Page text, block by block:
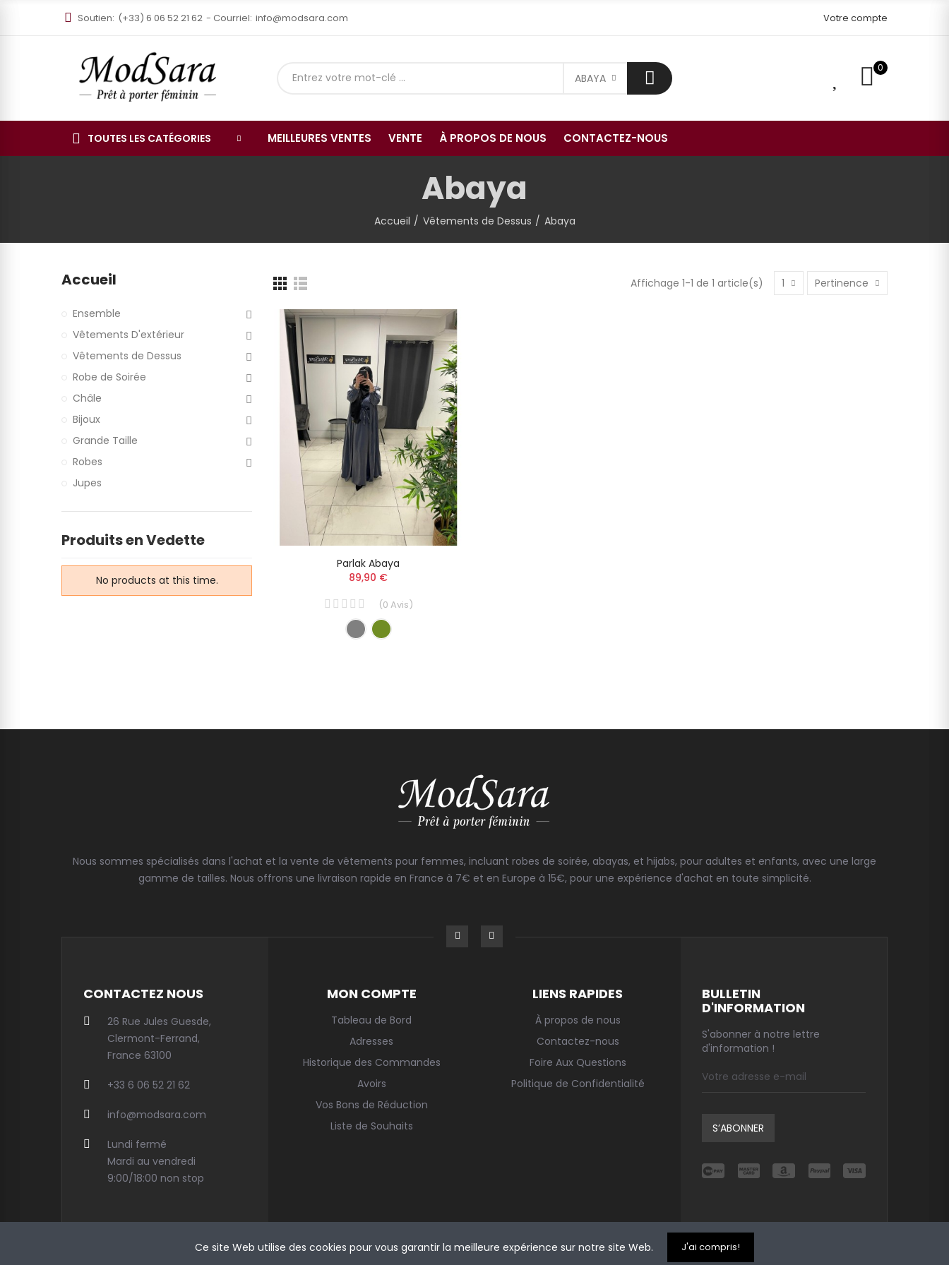
Soutien: (+33) 6 06 52 21 62 - Courriel: info@modsara.com Votre compte
ABAYA
0
TOUTES LES CATÉGORIES MEILLEURES VENTES VENTE À PROPOS DE NOUS CONTACTEZ-NOUS
Abaya
Accueil Vêtements de Dessus Abaya
Affichage 1-1 de 1 article(s) 1 Pertinence
Parlak Abaya
89,90 €
(0 Avis)
Accueil
Ensemble
Vêtements D'extérieur
Vêtements de Dessus
Robe de Soirée
Châle
Bijoux
Grande Taille
Robes
Jupes
Produits en Vedette
No products at this time.
Nous sommes spécialisés dans l'achat et la vente de vêtements pour femmes, incluant robes de soirée, abayas, et hijabs, pour adultes et enfants, avec une large
gamme de tailles. Nous offrons une livraison rapide en France à 7€ et en Europe à 15€, pour une expérience d'achat en toute simplicité.
CONTACTEZ NOUS
26 Rue Jules Guesde,
Clermont-Ferrand,
France 63100
+33 6 06 52 21 62
info@modsara.com
Lundi fermé
Mardi au vendredi
9:00/18:00 non stop
MON COMPTE
Tableau de Bord
Adresses
Historique des Commandes
Avoirs
Vos Bons de Réduction
Liste de Souhaits
LIENS RAPIDES
À propos de nous
Contactez-nous
Foire Aux Questions
Politique de Confidentialité
BULLETIN
D'INFORMATION
S'abonner à notre lettre
d'information !
S’ABONNER
©2024 Droits d'auteur. Tous droits réservés.PRESTATÜRK
Ce site Web utilise des cookies pour vous garantir la meilleure expérience sur notre site Web. J'ai compris!